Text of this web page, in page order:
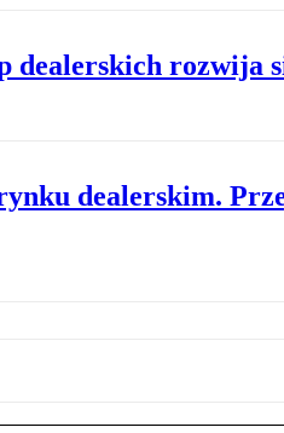
dealerskich rozwija
dealerskim.